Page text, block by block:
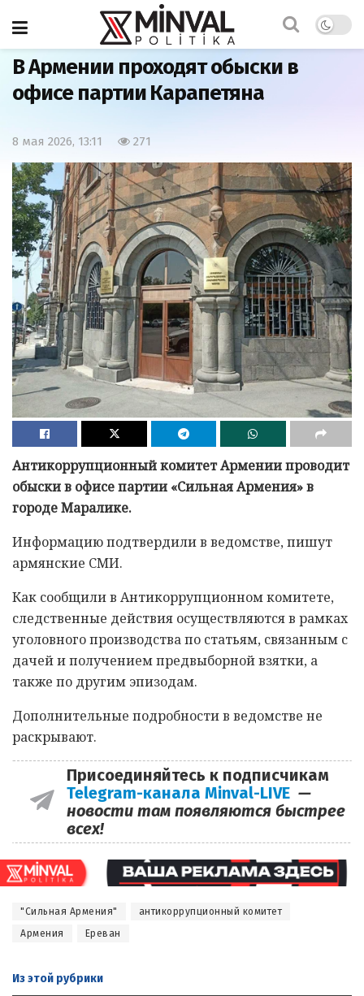
Главная Политика
В Армении проходят обыски в
офисе партии Карапетяна
8 мая 2026, 13:11 271
Антикоррупционный комитет Армении проводит
обыски в офисе партии «Сильная Армения» в
городе Маралике.
Информацию подтвердили в ведомстве, пишут
армянские СМИ.
Как сообщили в Антикоррупционном комитете,
следственные действия осуществляются в рамках
уголовного производства по статьям, связанным с
дачей и получением предвыборной взятки, а
также по другим эпизодам.
Дополнительные подробности в ведомстве не
раскрывают.
Присоединяйтесь к подписчикам
Telegram-канала Minval-LIVE —
новости там появляются быстрее
всех!
"Сильная Армения"
антикоррупционный комитет
Армения
Ереван
Из этой рубрики